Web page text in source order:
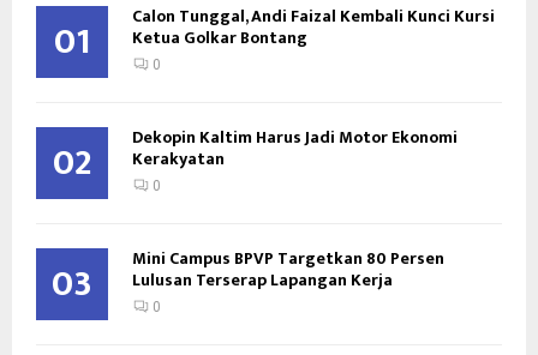
01 Calon Tunggal, Andi Faizal Kembali Kunci Kursi
Ketua Golkar Bontang
0
02 Dekopin Kaltim Harus Jadi Motor Ekonomi
Kerakyatan
0
03 Mini Campus BPVP Targetkan 80 Persen
Lulusan Terserap Lapangan Kerja
0